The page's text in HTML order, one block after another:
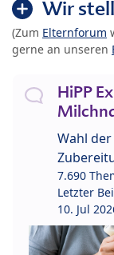
Wir
(Zum Elternforum
gerne an unseren
HiPP
Wahl
7.690
Letzter
10. Jul